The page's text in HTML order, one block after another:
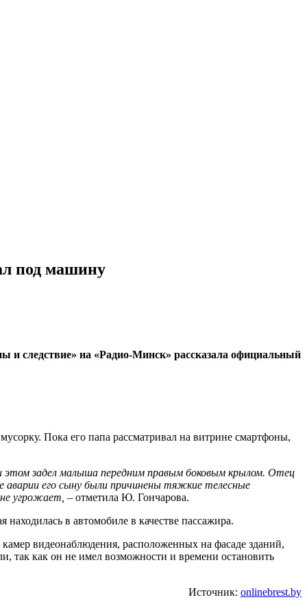
под машину
и следствие» на «Радио-Минск» рассказала официальный
Пока его папа рассматривал на витрине смартфоны,
этом задел малыша передним правым боковым крылом. Отец
аварии его сыну были причинены тяжкие телесные
угрожает, – отметила Ю. Гончарова.
в автомобиле в качестве пассажира.
видеонаблюдения, расположенных на фасаде зданий,
так как он не имел возможности и времени остановить
Источник: onlinebrest.by